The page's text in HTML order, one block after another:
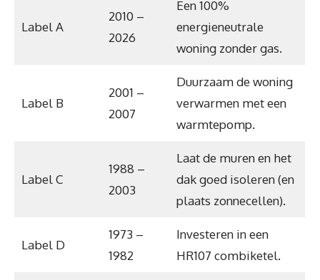
Label A
2010 –
2026
Een 100%
energieneutrale
woning zonder gas.
Label B
2001 –
2007
Duurzaam de woning
verwarmen met een
warmtepomp.
Label C
1988 –
2003
Laat de muren en het
dak goed isoleren (en
plaats zonnecellen).
Label D
1973 –
1982
Investeren in een
HR107 combiketel.